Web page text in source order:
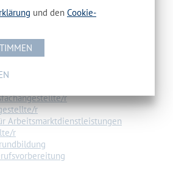
Berufen aus:
r
r
Arbeitsmarktdienstleistungen
r
und den Cookie-